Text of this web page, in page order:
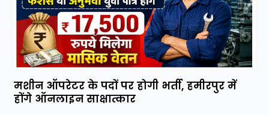
मशीन ऑपरेटर के पदों पर होगी भर्ती, हमीरपुर में
होंगे ऑनलाइन साक्षात्कार